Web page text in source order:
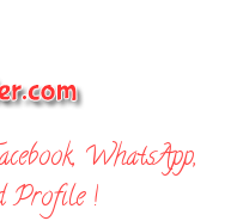
WhatsApp,
Profile !